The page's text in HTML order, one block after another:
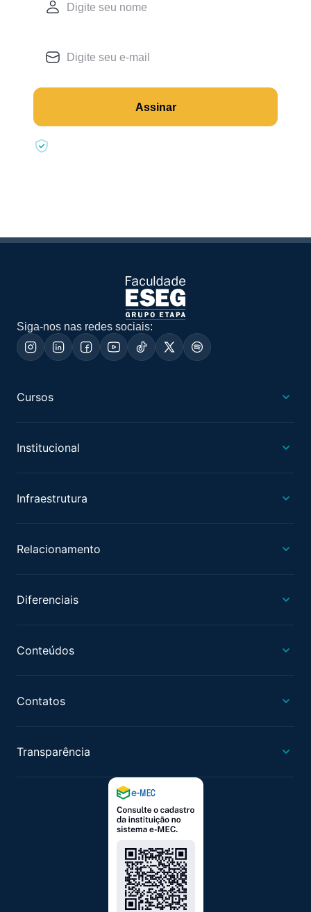
Assinar
Siga-nos nas redes sociais:
Cursos
Institucional
Infraestrutura
Relacionamento
Diferenciais
Conteúdos
Contatos
Transparência